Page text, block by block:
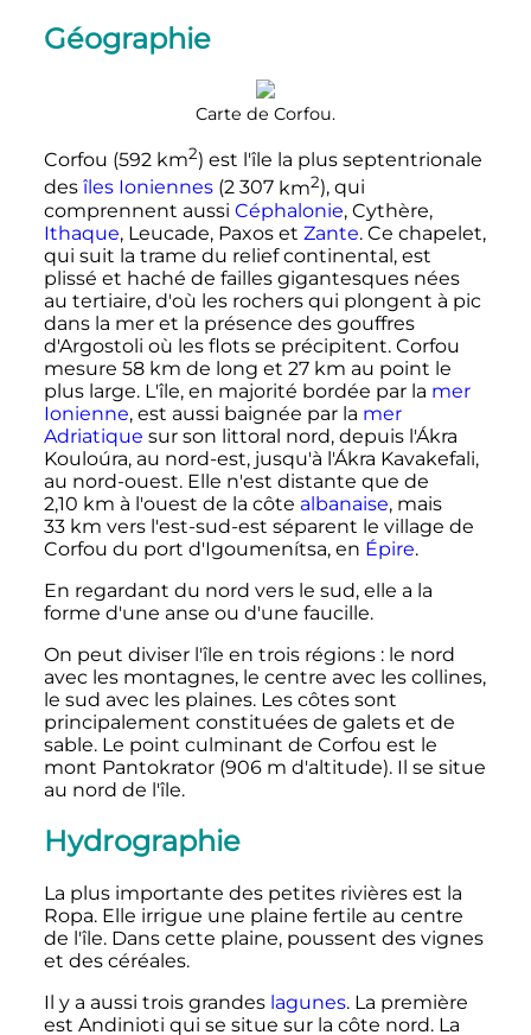
Géographie
Carte de Corfou.
Corfou (592 km2) est l'île la plus septentrionale
des îles Ioniennes(2 307 km2), qui
comprennent aussi Céphalonie, Cythère,
Ithaque, Leucade, Paxos et Zante. Ce chapelet,
qui suit la trame du relief continental, est
plissé et haché de failles gigantesques nées
au tertiaire, d'où les rochers qui plongent à pic
dans la mer et la présence des gouffres
d'Argostoli où les flots se précipitent. Corfou
mesure 58 km de long et 27 km au point le
plus large. L'île, en majorité bordée par la mer
Ionienne, est aussi baignée par la mer
Adriatique sur son littoral nord, depuis l'Ákra
Kouloúra, au nord-est, jusqu'à l'Ákra Kavakefali,
au nord-ouest. Elle n'est distante que de
2,10 km à l'ouest de la côte albanaise, mais
33 km vers l'est-sud-est séparent le village de
Corfou du port d'Igoumenítsa, en Épire.
En regardant du nord vers le sud, elle a la
forme d'une anse ou d'une faucille.
On peut diviser l'île en trois régions : le nord
avec les montagnes, le centre avec les collines,
le sud avec les plaines. Les côtes sont
principalement constituées de galets et de
sable. Le point culminant de Corfou est le
mont Pantokrator (906 m d'altitude). Il se situe
au nord de l'île.
Hydrographie
La plus importante des petites rivières est la
Ropa. Elle irrigue une plaine fertile au centre
de l'île. Dans cette plaine, poussent des vignes
et des céréales.
Il y a aussi trois grandes lagunes. La première
est Andinioti qui se situe sur la côte nord. La